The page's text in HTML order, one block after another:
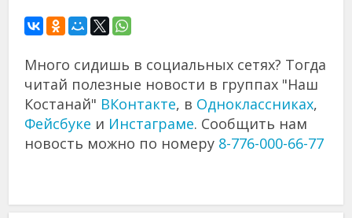
Много сидишь в социальных сетях? Тогда
читай полезные новости в группах "Наш
Костанай" ВКонтакте, в Одноклассниках,
Фейсбуке и Инстаграме. Сообщить нам
новость можно по номеру 8-776-000-66-77